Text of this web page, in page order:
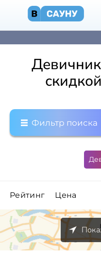
Фильтр поиска
Рейтинг Цена